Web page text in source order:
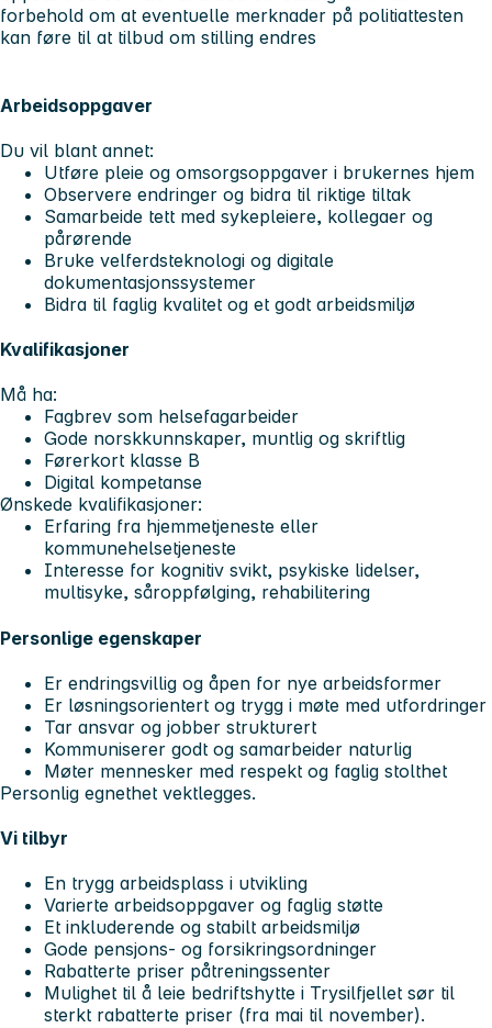
forbehold om at eventuelle merknader på politiattesten
kan føre til at tilbud om stilling endres
Arbeidsoppgaver
Du vil blant annet:
Utføre pleie og omsorgsoppgaver i brukernes hjem
Observere endringer og bidra til riktige tiltak
Samarbeide tett med sykepleiere, kollegaer og
pårørende
Bruke velferdsteknologi og digitale
dokumentasjonssystemer
Bidra til faglig kvalitet og et godt arbeidsmiljø
Kvalifikasjoner
Må ha:
Fagbrev som helsefagarbeider
Gode norskkunnskaper, muntlig og skriftlig
Førerkort klasse B
Digital kompetanse
Ønskede kvalifikasjoner:
Erfaring fra hjemmetjeneste eller
kommunehelsetjeneste
Interesse for kognitiv svikt, psykiske lidelser,
multisyke, såroppfølging, rehabilitering
Personlige egenskaper
Er endringsvillig og åpen for nye arbeidsformer
Er løsningsorientert og trygg i møte med utfordringer
Tar ansvar og jobber strukturert
Kommuniserer godt og samarbeider naturlig
Møter mennesker med respekt og faglig stolthet
Personlig egnethet vektlegges.
Vi tilbyr
En trygg arbeidsplass i utvikling
Varierte arbeidsoppgaver og faglig støtte
Et inkluderende og stabilt arbeidsmiljø
Gode pensjons- og forsikringsordninger
Rabatterte priser påtreningssenter
Mulighet til å leie bedriftshytte i Trysilfjellet sør til
sterkt rabatterte priser (fra mai til november).